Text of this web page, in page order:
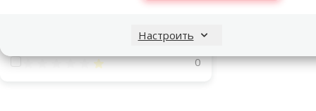
Настроить
Оценка 40%
Оценка 20%
0